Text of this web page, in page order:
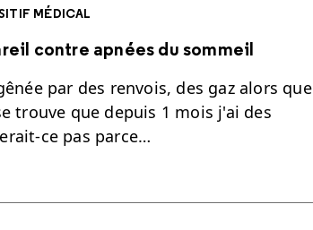
MÉDICAL
contre apnées du sommeil
par des renvois, des gaz alors que
trouve que depuis 1 mois j'ai des
ce pas parce…